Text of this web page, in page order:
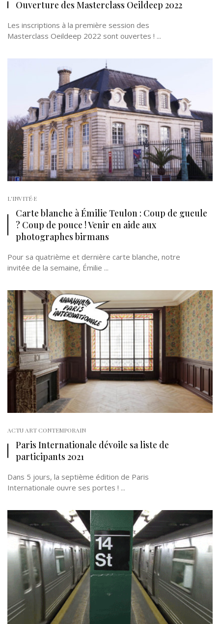
Ouverture des Masterclass Oeildeep 2022
Les inscriptions à la première session des
Masterclass Oeildeep 2022 sont ouvertes ! ...
L'INVITÉ·E
Carte blanche à Émilie Teulon : Coup de gueule
? Coup de pouce ! Venir en aide aux
photographes birmans
Pour sa quatrième et dernière carte blanche, notre
invitée de la semaine, Émilie ...
ACTU ART CONTEMPORAIN
Paris Internationale dévoile sa liste de
participants 2021
Dans 5 jours, la septième édition de Paris
Internationale ouvre ses portes ! ...